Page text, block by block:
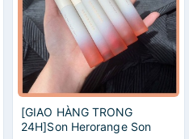
[GIAO HÀNG TRONG
24H]Son Herorange Son